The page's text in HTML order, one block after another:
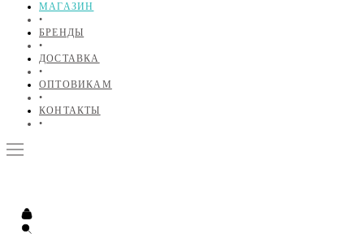
МАГАЗИН
•
БРЕНДЫ
•
ДОСТАВКА
•
ОПТОВИКАМ
•
КОНТАКТЫ
•